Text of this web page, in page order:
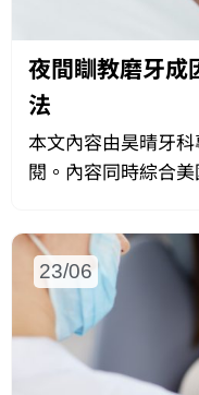
夜間瞓教磨牙成
法
本文內容由昊晴牙
閱。內容同時綜合
23/06